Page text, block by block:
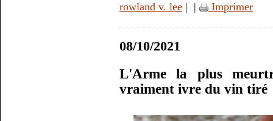
rowland v. lee | | Imprimer
08/10/2021
L'Arme la plus
vraiment ivre du vin tiré